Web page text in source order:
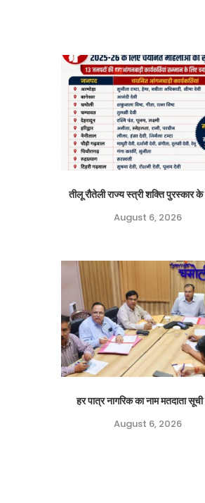
तीलू रौतेली राज्य स्त्री शक्ति पुरस्कार
August 6, 2026
हर पात्र नागरिक का नाम मतदाता
August 6, 2026